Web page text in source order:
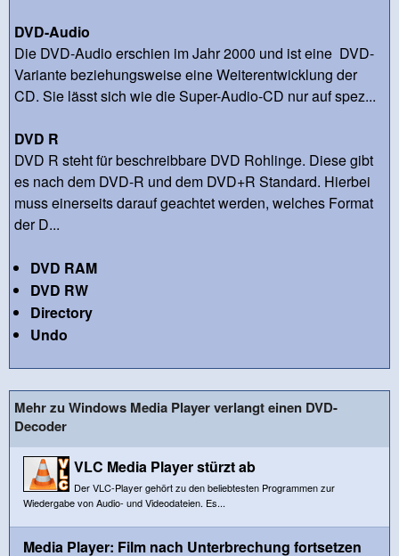
DVD-Audio
Die DVD-Audio erschien im Jahr 2000 und ist eine DVD-
Variante beziehungsweise eine Weiterentwicklung der
CD. Sie lässt sich wie die Super-Audio-CD nur auf spez...
DVD R
DVD R steht für beschreibbare DVD Rohlinge. Diese gibt
es nach dem DVD-R und dem DVD+R Standard. Hierbei
muss einerseits darauf geachtet werden, welches Format
der D...
DVD RAM
DVD RW
Directory
Undo
Mehr zu Windows Media Player verlangt einen DVD-
Decoder
VLC Media Player stürzt ab
Der VLC-Player gehört zu den beliebtesten Programmen zur
Wiedergabe von Audio- und Videodateien. Es...
Media Player: Film nach Unterbrechung fortsetzen